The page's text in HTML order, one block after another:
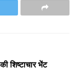
शिष्टाचार भेंट